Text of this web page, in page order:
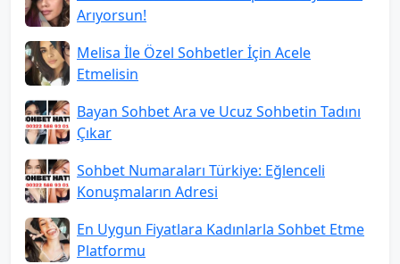
Arıyorsun!
Melisa İle Özel Sohbetler İçin Acele
Etmelisin
Bayan Sohbet Ara ve Ucuz Sohbetin Tadını
Çıkar
Sohbet Numaraları Türkiye: Eğlenceli
Konuşmaların Adresi
En Uygun Fiyatlara Kadınlarla Sohbet Etme
Platformu